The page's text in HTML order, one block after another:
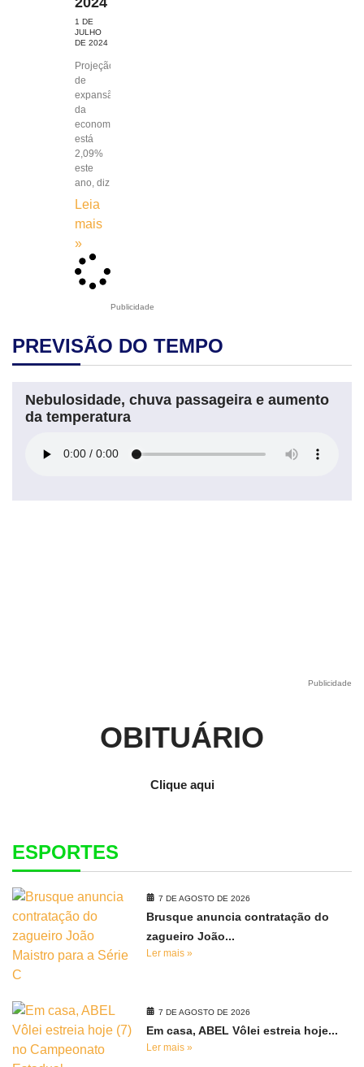
1 DE
JULHO
DE 2024
Projeção
de
expansão
da
economia
está
2,09%
este
ano, diz
Leia
mais
»
Publicidade
PREVISÃO DO TEMPO
Nebulosidade, chuva passageira e aumento
da temperatura
Publicidade
OBITUÁRIO
Clique aqui
ESPORTES
7 DE AGOSTO DE 2026
Brusque anuncia contratação do
zagueiro João...
Ler mais »
7 DE AGOSTO DE 2026
Em casa, ABEL Vôlei estreia hoje...
Ler mais »